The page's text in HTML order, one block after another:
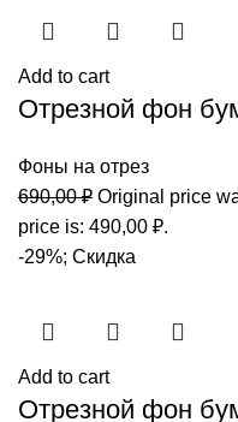
Add to cart
Отрезной фон
Фоны на отрез
690,00₽ Original price
price is: 490,00 ₽.
-29%; Скидка
Add to cart
Отрезной фон